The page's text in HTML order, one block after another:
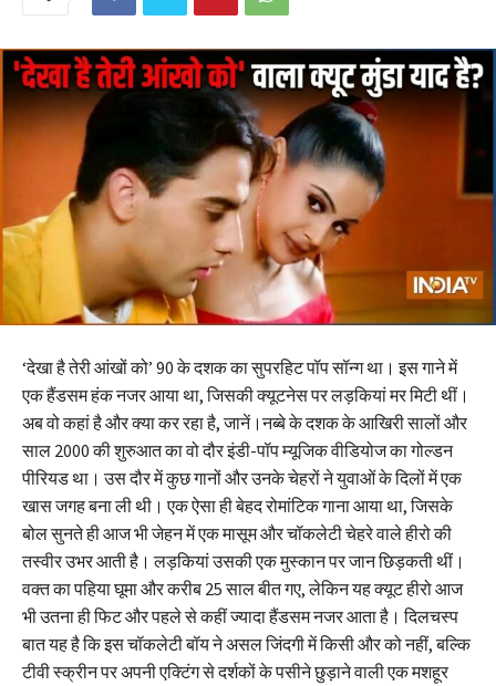
‘देखा है तेरी आंखों को’ 90 के दशक का सुपरहिट पॉप सॉन्ग था। इस गाने में
एक हैंडसम हंक नजर आया था, जिसकी क्यूटनेस पर लड़कियां मर मिटी थीं।
अब वो कहां है और क्या कर रहा है, जानें।नब्बे के दशक के आखिरी सालों और
साल 2000 की शुरुआत का वो दौर इंडी-पॉप म्यूजिक वीडियोज का गोल्डन
पीरियड था। उस दौर में कुछ गानों और उनके चेहरों ने युवाओं के दिलों में एक
खास जगह बना ली थी। एक ऐसा ही बेहद रोमांटिक गाना आया था, जिसके
बोल सुनते ही आज भी जेहन में एक मासूम और चॉकलेटी चेहरे वाले हीरो की
तस्वीर उभर आती है। लड़कियां उसकी एक मुस्कान पर जान छिड़कती थीं।
वक्त का पहिया घूमा और करीब 25 साल बीत गए, लेकिन यह क्यूट हीरो आज
भी उतना ही फिट और पहले से कहीं ज्यादा हैंडसम नजर आता है। दिलचस्प
बात यह है कि इस चॉकलेटी बॉय ने असल जिंदगी में किसी और को नहीं, बल्कि
टीवी स्क्रीन पर अपनी एक्टिंग से दर्शकों के पसीने छुड़ाने वाली एक मशहूर